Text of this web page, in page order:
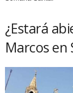
¿Estará
Marcos en